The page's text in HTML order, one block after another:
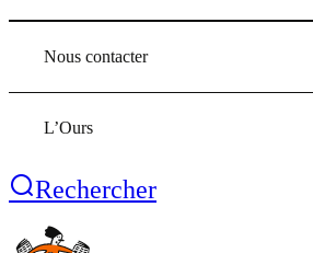
Nous contacter
L’Ours
Rechercher